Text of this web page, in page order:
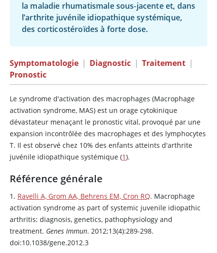
la maladie rhumatismale sous-jacente et, dans
l’arthrite juvénile idiopathique systémique,
des corticostéroïdes à forte dose.
Symptomatologie | Diagnostic | Traitement |
Pronostic
Le syndrome d'activation des macrophages (Macrophage
activation syndrome, MAS) est un orage cytokinique
dévastateur menaçant le pronostic vital, provoqué par une
expansion incontrôlée des macrophages et des lymphocytes
T. Il est observé chez 10% des enfants atteints d'arthrite
juvénile idiopathique systémique (1).
Référence générale
1. Ravelli A, Grom AA, Behrens EM, Cron RQ. Macrophage
activation syndrome as part of systemic juvenile idiopathic
arthritis: diagnosis, genetics, pathophysiology and
treatment. Genes Immun. 2012;13(4):289-298.
doi:10.1038/gene.2012.3